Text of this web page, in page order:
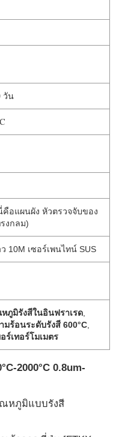
วัน
อแผนผัง หัวตรวจจับของ
งกลม)
10M เซอร์เพนไทน์ SUS
ภูมิรังสีในอินฟราเรด
มร้อนระดับรังสี 600°C
ร์เทอร์โมเมตร
2000°C 0.8um-
ณหภูมิแบบรังสี